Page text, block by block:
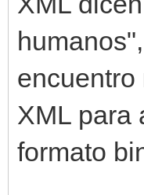
XML para
formato